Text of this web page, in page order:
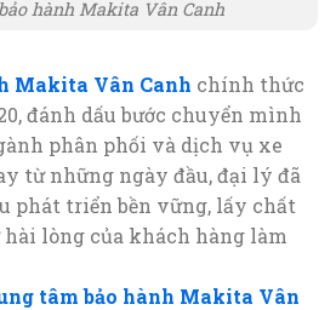
hành Makita Vân Canh
Makita Vân Canh chính thức
đánh dấu bước chuyển mình
phân phối và dịch vụ xe
từ những ngày đầu, đại lý đã
phát triển bền vững, lấy chất
lòng của khách hàng làm
tâm bảo hành Makita Vân